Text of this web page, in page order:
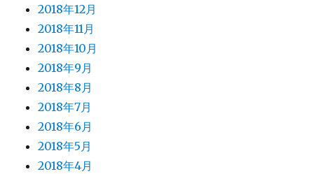
2018年12月
2018年11月
2018年10月
2018年9月
2018年8月
2018年7月
2018年6月
2018年5月
2018年4月